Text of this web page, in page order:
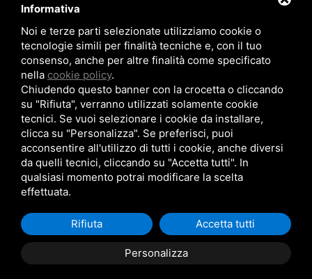
Blog
News
Sitemap
Privacy Policy
Note legali
Viale Leonardo Da Vinci, 87 - LIDO SPINA (FE) |
p.iva 01374220380 | CIN IT038006B4B6IHMU9S
Informativa
Noi e terze parti selezionate utilizziamo cookie o
tecnologie simili per finalità tecniche e, con il tuo
consenso, anche per altre finalità come specificato
nella cookie policy.
Chiudendo questo banner con la crocetta o cliccando
su "Rifiuta", verranno utilizzati solamente cookie
tecnici. Se vuoi selezionare i cookie da installare,
clicca su "Personalizza". Se preferisci, puoi
acconsentire all'utilizzo di tutti i cookie, anche diversi
da quelli tecnici, cliccando su "Accetta tutti". In
qualsiasi momento potrai modificare la scelta
effettuata.
Personalizza
Rifiuta Accetta tutti